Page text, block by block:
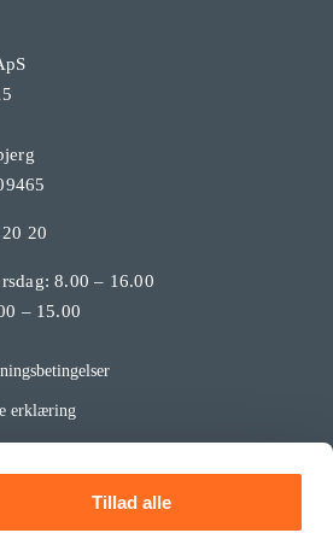
Tillad alle
20
8.00 – 16.00
– 15.00
erklæring